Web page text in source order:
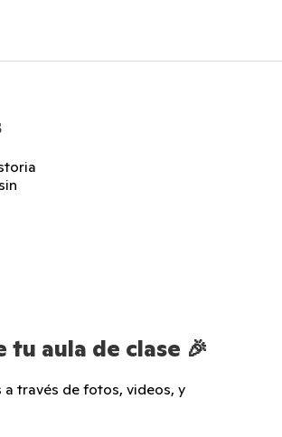
aula de clase 🎉
a través de fotos, videos, y